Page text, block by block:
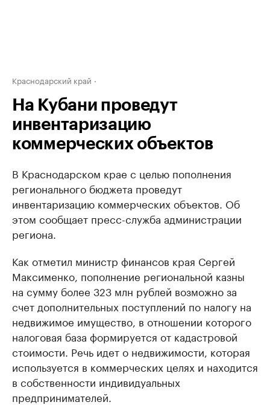
Краснодарский край
На Кубани проведут
инвентаризацию
коммерческих объектов
В Краснодарском крае с целью пополнения
регионального бюджета проведут
инвентаризацию коммерческих объектов. Об
этом сообщает пресс-служба администрации
региона.
Как отметил министр финансов края Сергей
Максименко, пополнение региональной казны
на сумму более 323 млн рублей возможно за
счет дополнительных поступлений по налогу на
недвижимое имущество, в отношении которого
налоговая база формируется от кадастровой
стоимости. Речь идет о недвижимости, которая
используется в коммерческих целях и находится
в собственности индивидуальных
предпринимателей.